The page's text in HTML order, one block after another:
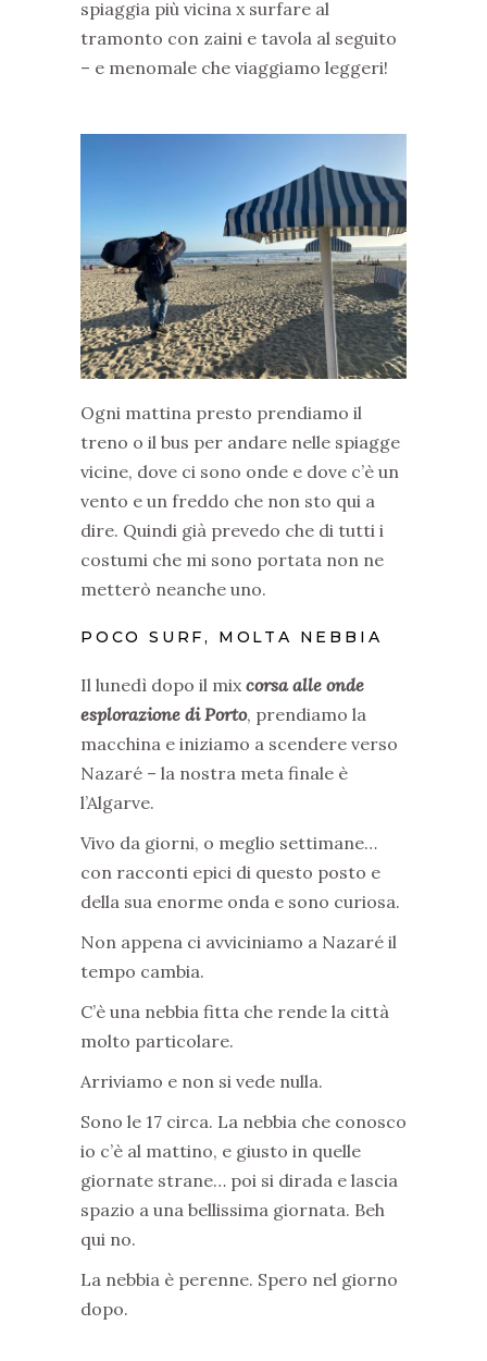
spiaggia più vicina x surfare al
tramonto con zaini e tavola al seguito
– e menomale che viaggiamo leggeri!
Ogni mattina presto prendiamo il
treno o il bus per andare nelle spiagge
vicine, dove ci sono onde e dove c’è un
vento e un freddo che non sto qui a
dire. Quindi già prevedo che di tutti i
costumi che mi sono portata non ne
metterò neanche uno.
POCO SURF, MOLTA NEBBIA
Il lunedì dopo il mix corsa alle onde
esplorazione di Porto, prendiamo la
macchina e iniziamo a scendere verso
Nazaré – la nostra meta finale è
l’Algarve.
Vivo da giorni, o meglio settimane…
con racconti epici di questo posto e
della sua enorme onda e sono curiosa.
Non appena ci avviciniamo a Nazaré il
tempo cambia.
C’è una nebbia fitta che rende la città
molto particolare.
Arriviamo e non si vede nulla.
Sono le 17 circa. La nebbia che conosco
io c’è al mattino, e giusto in quelle
giornate strane… poi si dirada e lascia
spazio a una bellissima giornata. Beh
qui no.
La nebbia è perenne. Spero nel giorno
dopo.